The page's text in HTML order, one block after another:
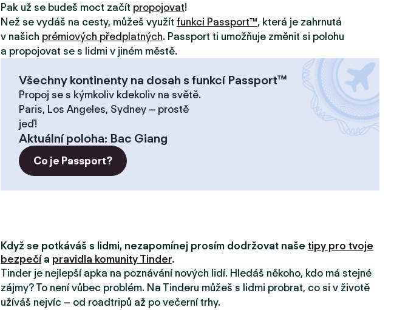
Pak už se budeš moct začít propojovat!
Než se vydáš na cesty, můžeš využít funkci Passport™, která je zahrnutá
v našich prémiových předplatných. Passport ti umožňuje změnit si polohu
a propojovat se s lidmi v jiném městě.
Všechny kontinenty na dosah s funkcí Passport™
Propoj se s kýmkoliv kdekoliv na světě.
Paris, Los Angeles, Sydney – prostě
jeď!
Aktuální poloha: Bac Giang
Co je Passport?
Když se potkáváš s lidmi, nezapomínej prosím dodržovat naše tipy pro tvoje
bezpečía pravidla komunity Tinder.
Tinder je nejlepší apka na poznávání nových lidí. Hledáš někoho, kdo má stejné
zájmy? To není vůbec problém. Na Tinderu můžeš s lidmi probrat, co si v životě
užíváš nejvíc – od roadtripů až po večerní trhy.